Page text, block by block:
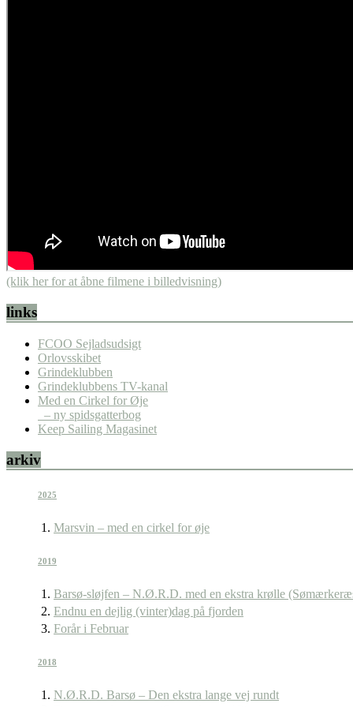
(klik her for at åbne filmene i billedvisning)
links
FCOO Sejladsudsigt
Orlovsskibet
Grindeklubben
Grindeklubbens TV-kanal
Med en Cirkel for Øje
– ny spidsgatterbog
Keep Sailing Magasinet
arkiv
2025
Marsvin – med en cirkel for øje
2019
Barsø-sløjfen – N.Ø.R.D. med en ekstra krølle
Endnu en dejlig (vinter)dag på fjorden
Forår i Februar
2018
N.Ø.R.D. Barsø – Den ekstra lange vej rundt